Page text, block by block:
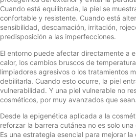
Cuando está equilibrada, la piel se
confortable y resistente. Cuando está
sensibilidad, descamación, irritación,
predisposición a las imperfecciones.
El entorno puede afectar directamente a
calor, los cambios bruscos de
limpiadores agresivos o los tratamientos
debilitarla. Cuando esto ocurre, la piel
vulnerabilidad. Y una piel vulnerable no
cosméticos, por muy avanzados que sean.
Desde la epigenética aplicada a la
reforzar la barrera cutánea no es solo
Es una estrategia esencial para mejorar la